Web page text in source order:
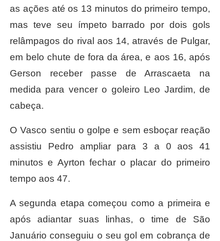
as ações até os 13 minutos do primeiro tempo,
mas teve seu ímpeto barrado por dois gols
relâmpagos do rival aos 14, através de Pulgar,
em belo chute de fora da área, e aos 16, após
Gerson receber passe de Arrascaeta na
medida para vencer o goleiro Leo Jardim, de
cabeça.
O Vasco sentiu o golpe e sem esboçar reação
assistiu Pedro ampliar para 3 a 0 aos 41
minutos e Ayrton fechar o placar do primeiro
tempo aos 47.
A segunda etapa começou como a primeira e
após adiantar suas linhas, o time de São
Januário conseguiu o seu gol em cobrança de